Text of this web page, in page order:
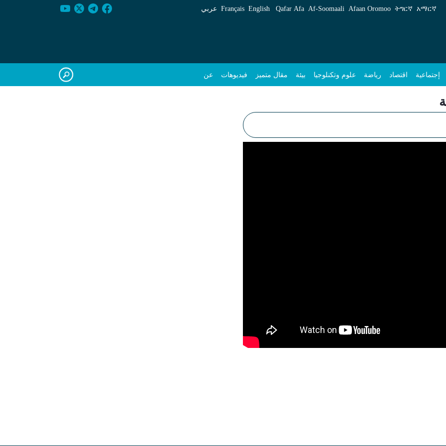
አማርኛ
ትግርኛ
Afaan Oromoo
Af‑Soomaali
Qafar Afa
English
Français عربي
إجتماعية اقتصاد رياضة علوم وتكنلوجيا بيئة مقال متميز فيديوهات عن